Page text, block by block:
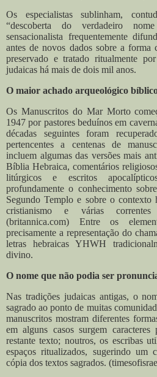
Os especialistas sublinham,
“descoberta do verdadeiro
sensacionalista frequentemente
antes de novos dados sobre a forma
preservado e tratado ritualmente
judaicas há mais de dois mil anos.
O maior achado arqueológico
Os Manuscritos do Mar Morto
1947 por pastores beduínos em
décadas seguintes foram
pertencentes a centenas de
incluem algumas das versões mais
Bíblia Hebraica, comentários
litúrgicos e escritos
profundamente o conhecimento
Segundo Templo e sobre o
cristianismo e várias
(britannica.com) Entre os
precisamente a representação do
letras hebraicas YHWH
divino.
O nome que não podia ser
Nas tradições judaicas antigas, o
sagrado ao ponto de muitas
manuscritos mostram diferentes
em alguns casos surgem caracteres
restante texto; noutros, os escribas
espaços ritualizados, sugerindo um
cópia dos textos sagrados.